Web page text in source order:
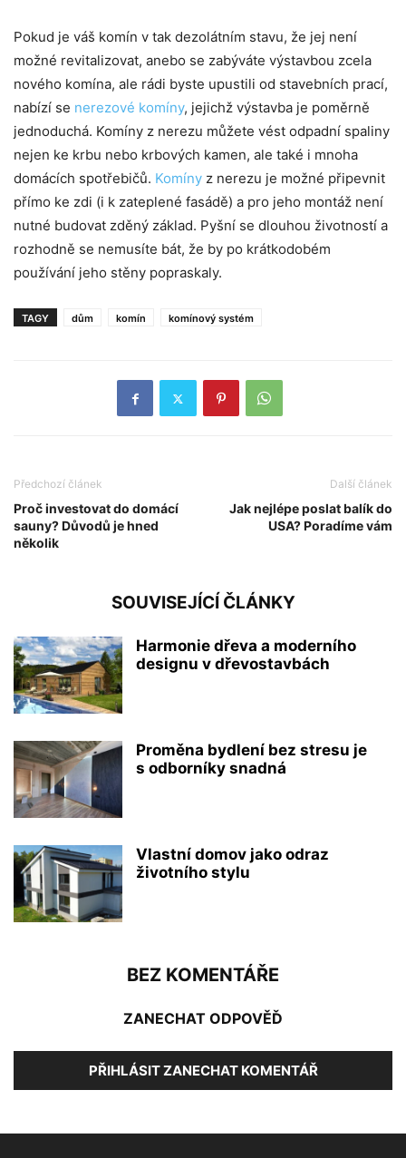
Pokud je váš komín v tak dezolátním stavu, že jej není
možné revitalizovat, anebo se zabýváte výstavbou zcela
nového komína, ale rádi byste upustili od stavebních prací,
nabízí se nerezové komíny, jejichž výstavba je poměrně
jednoduchá. Komíny z nerezu můžete vést odpadní spaliny
nejen ke krbu nebo krbových kamen, ale také i mnoha
domácích spotřebičů. Komíny z nerezu je možné připevnit
přímo ke zdi (i k zateplené fasádě) a pro jeho montáž není
nutné budovat zděný základ. Pyšní se dlouhou životností a
rozhodně se nemusíte bát, že by po krátkodobém
používání jeho stěny popraskaly.
TAGY dům komín komínový systém
Předchozí článek
Proč investovat do domácí
sauny? Důvodů je hned
několik
Další článek
Jak nejlépe poslat balík do
USA? Poradíme vám
SOUVISEJÍCÍ ČLÁNKY
Harmonie dřeva a moderního
designu v dřevostavbách
Proměna bydlení bez stresu je
s odborníky snadná
Vlastní domov jako odraz
životního stylu
BEZ KOMENTÁŘE
ZANECHAT ODPOVĚĎ
PŘIHLÁSIT ZANECHAT KOMENTÁŘ